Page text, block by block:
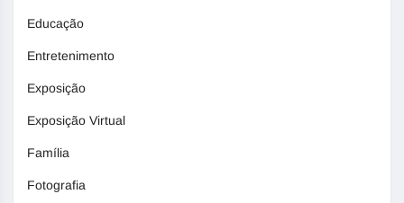
Educação
Entretenimento
Exposição
Exposição Virtual
Família
Fotografia